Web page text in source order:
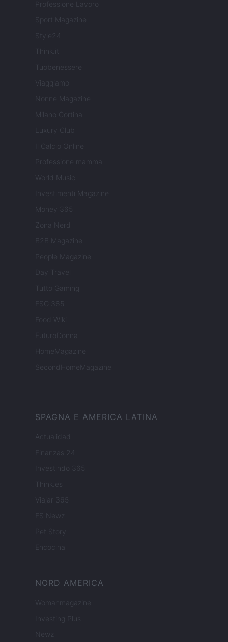
Professione Lavoro
Sport Magazine
Style24
Think.it
Tuobenessere
Viaggiamo
Nonne Magazine
Milano Cortina
Luxury Club
Il Calcio Online
Professione mamma
World Music
Investimenti Magazine
Money 365
Zona Nerd
B2B Magazine
People Magazine
Day Travel
Tutto Gaming
ESG 365
Food Wiki
FuturoDonna
HomeMagazine
SecondHomeMagazine
SPAGNA E AMERICA LATINA
Actualidad
Finanzas 24
Investindo 365
Think.es
Viajar 365
ES Newz
Pet Story
Encocina
NORD AMERICA
Womanmagazine
Investing Plus
Newz